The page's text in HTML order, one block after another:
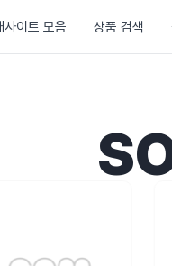
사이트 모음 상품 검색